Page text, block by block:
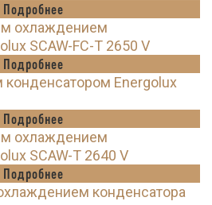
Подробнее
охлаждением
SCAW-FC-T 2650 V
Подробнее
Energolux
Подробнее
охлаждением
SCAW-T 2640 V
Подробнее
конденсатора